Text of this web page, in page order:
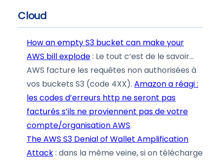
Cloud
How an empty S3 bucket can make your
AWS bill explode: Le tout c’est de le savoir…
AWS facture les requêtes non authorisées à
vos buckets S3 (code 4XX). Amazon a réagi :
les codes d’erreurs http ne seront pas
facturés s’ils ne proviennent pas de votre
compte/organisation AWS.
The AWS S3 Denial of Wallet Amplification
Attack: dans la même veine, si on télécharge